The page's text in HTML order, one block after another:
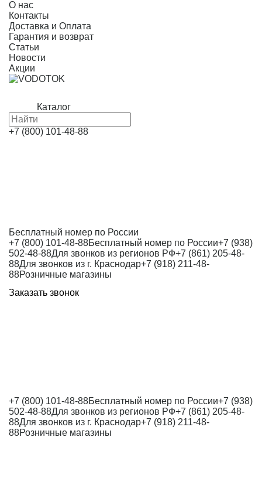
О нас
Контакты
Доставка и Оплата
Гарантия и возврат
Статьи
Новости
Акции
Каталог
+7 (800) 101-48-88
Бесплатный номер по России
+7 (800) 101-48-88Бесплатный номер по России+7 (938)
502-48-88Для звонков из регионов РФ+7 (861) 205-48-
88Для звонков из г. Краснодар+7 (918) 211-48-
88Розничные магазины
Заказать звонок
+7 (800) 101-48-88Бесплатный номер по России+7 (938)
502-48-88Для звонков из регионов РФ+7 (861) 205-48-
88Для звонков из г. Краснодар+7 (918) 211-48-
88Розничные магазины